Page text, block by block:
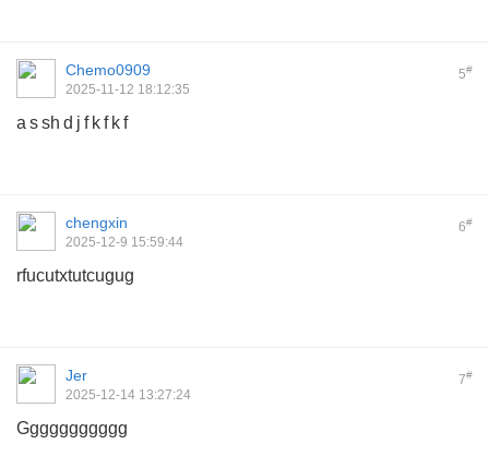
5#
Chemo0909
2025-11-12 18:12:35
a s sh d j f k f k f
6#
chengxin
2025-12-9 15:59:44
rfucutxtutcugug
7#
Jer
2025-12-14 13:27:24
Ggggggggggg